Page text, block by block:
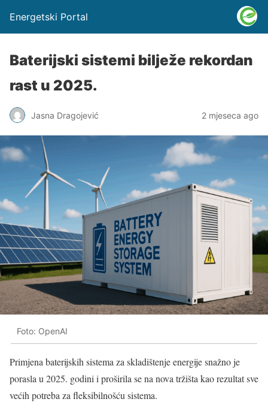
Energetski Portal
Baterijski sistemi bilježe rekordan
rast u 2025.
Jasna Dragojević 2 mjeseca ago
Foto: OpenAI
Primjena baterijskih sistema za skladištenje energije snažno je
porasla u 2025. godini i proširila se na nova tržišta kao rezultat sve
većih potreba za fleksibilnošću sistema.